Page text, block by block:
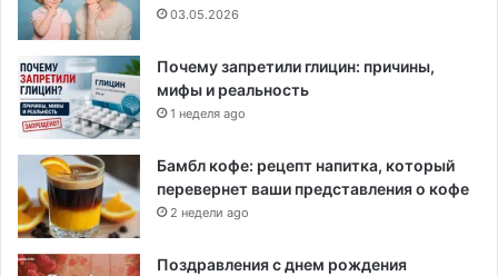
03.05.2026
Почему запретили глицин: причины,
мифы и реальность
1 неделя ago
Бамбл кофе: рецепт напитка, который
перевернет ваши представления о кофе
2 недели ago
Поздравления с днем рождения